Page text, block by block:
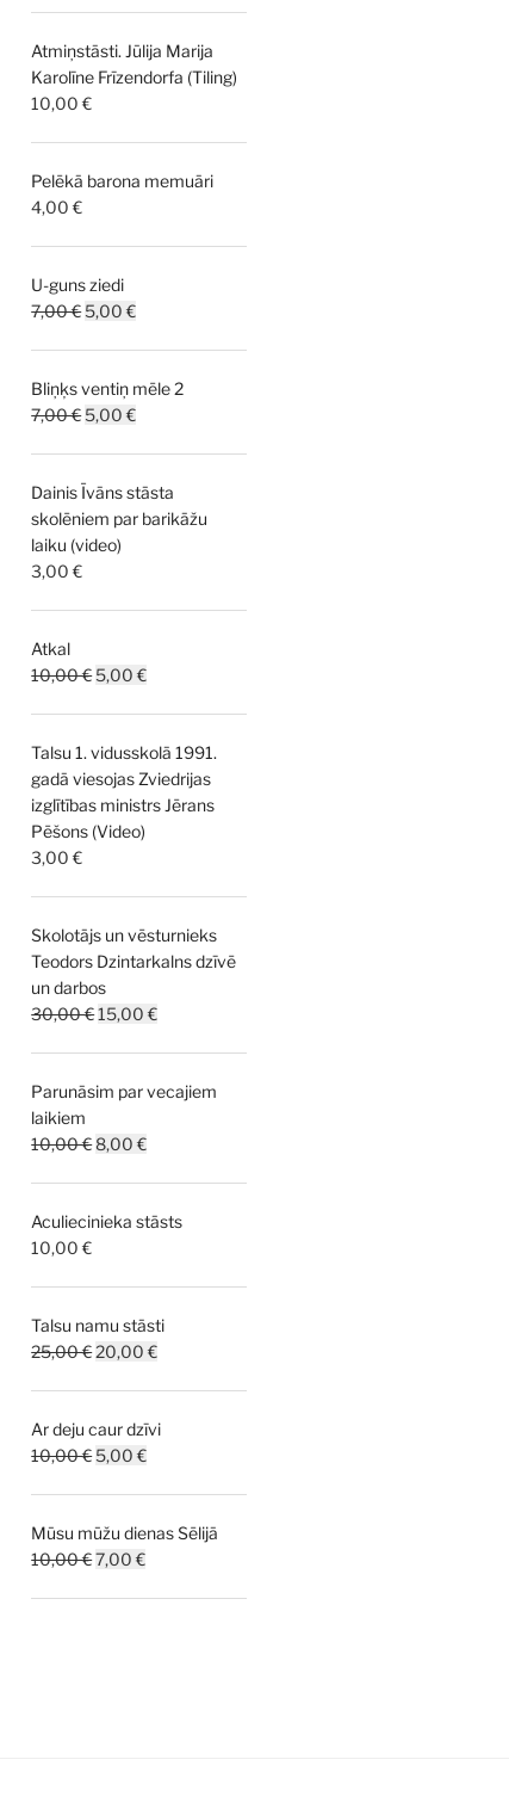
10,00 €.7,00 €.
Atmiņstāsti. Jūlija Marija
Karolīne Frīzendorfa (Tiling)
10,00€
Pelēkā barona memuāri
4,00€
U-guns ziedi
7,00€ Original
7,00 €.
5,00€Current
5,00 €.
Bliņķs ventiņ mēle 2
7,00€ Original
7,00 €.
5,00€Current
5,00 €.
Dainis Īvāns stāsta
skolēniem par barikāžu
laiku (video)
3,00€
Atkal
10,00€ Original
10,00 €.
5,00€Current
5,00 €.
Talsu 1. vidusskolā 1991.
gadā viesojas Zviedrijas
izglītības ministrs Jērans
Pēšons (Video)
3,00€
Skolotājs un vēsturnieks
Teodors Dzintarkalns dzīvē
un darbos
30,00€Original
30,00 €.
15,00€Current
15,00 €.
Parunāsim par vecajiem
laikiem
10,00€ Original
10,00 €.
8,00€Current
8,00 €.
Aculiecinieka stāsts
10,00€
Talsu namu stāsti
25,00€Original
25,00 €.
20,00€Current
20,00 €.
Ar deju caur dzīvi
10,00€ Original
10,00 €.
5,00€Current
5,00 €.
Mūsu mūžu dienas Sēlijā
10,00€Original
7,00€Current